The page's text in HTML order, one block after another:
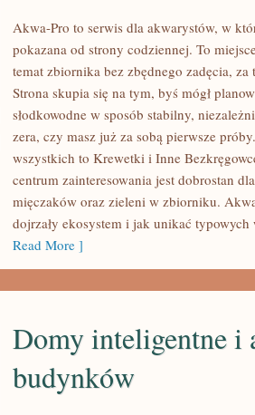
KREWETKI
INNE
BEZKRĘGOWCE
Akwa-Pro to serwis dla akwarystów, w
pokazana od strony codziennej. To
temat zbiornika bez zbędnego zadęcia,
Strona skupia się na tym, byś mógł
słodkowodne w sposób stabilny,
zera, czy masz już za sobą pierwsze
wszystkich to Krewetki i Inne
centrum zainteresowania jest dobrostan
mięczaków oraz zieleni w zbiorniku.
dojrzały ekosystem i jak unikać
Read More ]
Domy inteligentne i
budynków